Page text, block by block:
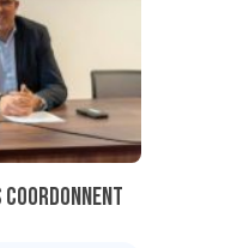
coordonnent